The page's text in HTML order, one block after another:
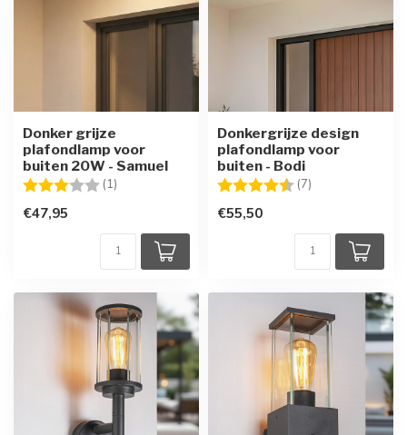
Donker grijze
plafondlamp voor
buiten 20W - Samuel
Beoordeling: (1)
€47,95
Donkergrijze design
plafondlamp voor
buiten - Bodi
Beoordeling: (7)
€55,50